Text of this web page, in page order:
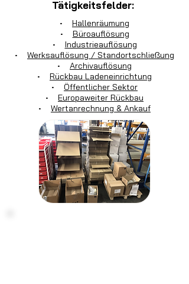
Tätigkeitsfelder:
• Hallenräumung
• Büroauflösung
• Industrieauflösung
• Werksauflösung / Standortschließung
• Archivauflösung
• Rückbau Ladeneinrichtung
• Öffentlicher Sektor
• Europaweiter Rückbau
• Wertanrechnung & Ankauf